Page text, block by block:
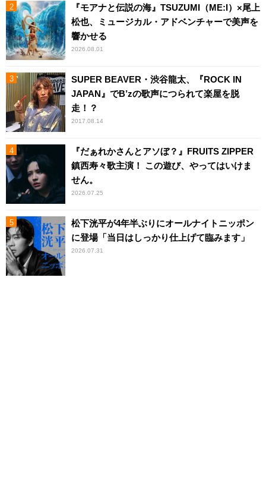
『モアナと伝説の海』TSUZUMI（ME:I）×尾上
松也、ミュージカル・アドベンチャーで美声を
響かせる
2026.08.01
SUPER BEAVER・渋谷龍太、『ROCK IN
JAPAN』でB’zの歌声につられて楽屋を脱
走！？
2017.08.14
『だぁれかさんとアソぼ？』FRUITS ZIPPER
鎮西寿々歌主演！ この遊び、やってはいけま
せん。
2026.07.25
松下洸平が4年半ぶりにオールナイトニッポン
に登場「当日はしっかり仕上げて臨みます」
2026.07.31